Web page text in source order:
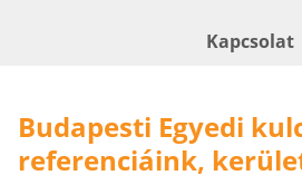
Kapcsolat
Budapesti Egyedi
referenciáink,